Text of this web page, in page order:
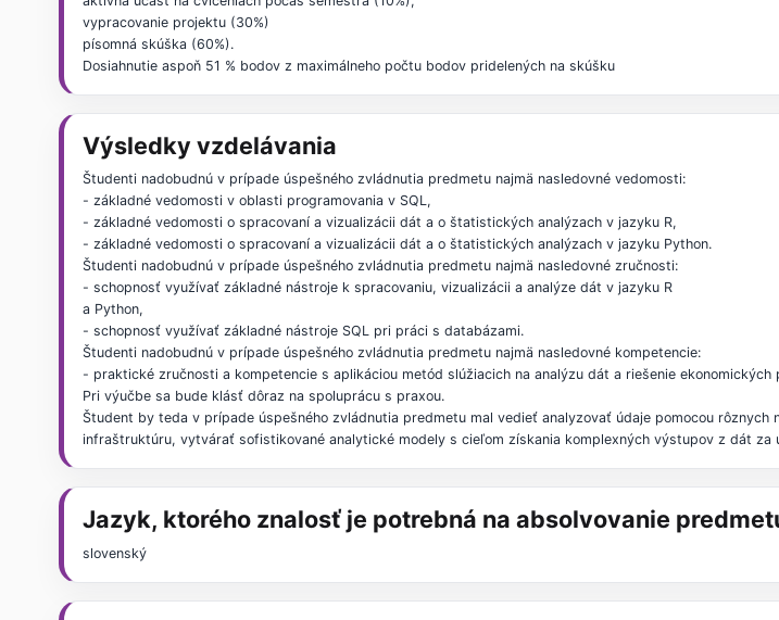
vypracovanie projektu (30%)
písomná skúška (60%).
Dosiahnutie aspoň 51 % bodov z maximálneho počtu bodov pridelených na skúšku
Výsledky vzdelávania
Študenti nadobudnú v prípade úspešného zvládnutia predmetu najmä nasledovné vedomosti:
- základné vedomosti v oblasti programovania v SQL,
- základné vedomosti o spracovaní a vizualizácii dát a o štatistických analýzach v jazyku R,
- základné vedomosti o spracovaní a vizualizácii dát a o štatistických analýzach v jazyku Python.
Študenti nadobudnú v prípade úspešného zvládnutia predmetu najmä nasledovné zručnosti:
- schopnosť využívať základné nástroje k spracovaniu, vizualizácii a analýze dát v jazyku R
a Python,
- schopnosť využívať základné nástroje SQL pri práci s databázami.
Študenti nadobudnú v prípade úspešného zvládnutia predmetu najmä nasledovné kompetencie:
- praktické zručnosti a kompetencie s aplikáciou metód slúžiacich na analýzu dát a riešenie
Pri výučbe sa bude klásť dôraz na spoluprácu s praxou.
Študent by teda v prípade úspešného zvládnutia predmetu mal vedieť analyzovať údaje pomocou
infraštruktúru, vytvárať sofistikované analytické modely s cieľom získania komplexných výstupov z dát za
Jazyk, ktorého znalosť je potrebná na absolvovanie
slovenský